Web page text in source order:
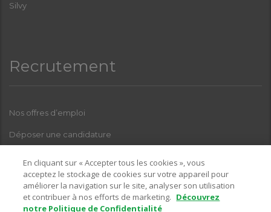
Silvy
Recrutement
Nos offres d’emploi
Déposer une candidature
Pour toutes questions relatives à l’une de nos enseignes, sur la
En cliquant sur « Accepter tous les cookies », vous
acceptez le stockage de cookies sur votre appareil pour
améliorer la navigation sur le site, analyser son utilisation
et contribuer à nos efforts de marketing. Découvrez
notre Politique de Confidentialité